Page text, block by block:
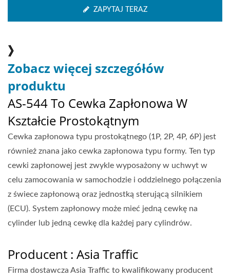
ZAPYTAJ TERAZ
》
Zobacz więcej szczegółów
produktu
AS-544 To Cewka Zapłonowa W
Kształcie Prostokątnym
Cewka zapłonowa typu prostokątnego (1P, 2P, 4P, 6P) jest
również znana jako cewka zapłonowa typu formy. Ten typ
cewki zapłonowej jest zwykle wyposażony w uchwyt w
celu zamocowania w samochodzie i oddzielnego połączenia
z świece zapłonową oraz jednostką sterującą silnikiem
(ECU). System zapłonowy może mieć jedną cewkę na
cylinder lub jedną cewkę dla każdej pary cylindrów.
Producent : Asia Traffic
Firma dostawcza Asia Traffic to kwalifikowany producent